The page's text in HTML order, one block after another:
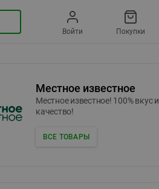
Войти Покупки
Местное известное
Местное известное! 100% вкус и
качество!
ВСЕ ТОВАРЫ